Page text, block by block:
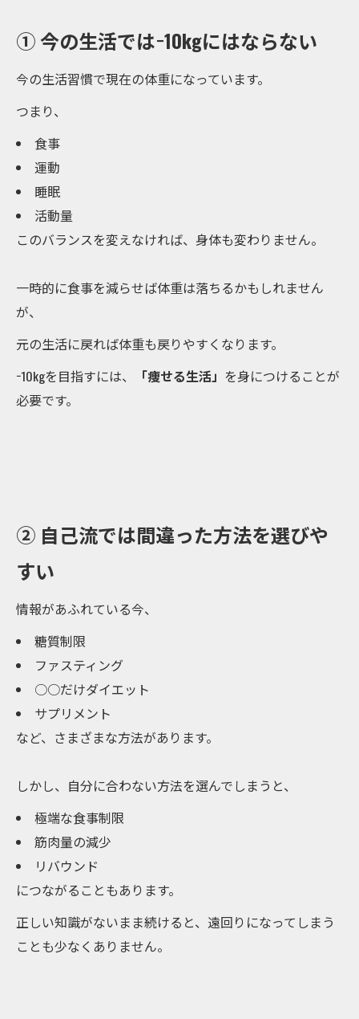
① 今の生活では−10kgにはならない
今の生活習慣で現在の体重になっています。
つまり、
食事
運動
睡眠
活動量
このバランスを変えなければ、身体も変わりません。
一時的に食事を減らせば体重は落ちるかもしれません
が、
元の生活に戻れば体重も戻りやすくなります。
−10kgを目指すには、
「痩せる生活」 を身につけることが
必要です。
② 自己流では間違った方法を選びや
すい
情報があふれている今、
糖質制限
ファスティング
○○だけダイエット
サプリメント
など、さまざまな方法があります。
しかし、自分に合わない方法を選んでしまうと、
極端な食事制限
筋肉量の減少
リバウンド
につながることもあります。
正しい知識がないまま続けると、遠回りになってしまう
ことも少なくありません。